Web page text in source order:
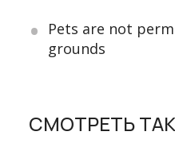
Pets are not
grounds
СМОТРЕТЬ